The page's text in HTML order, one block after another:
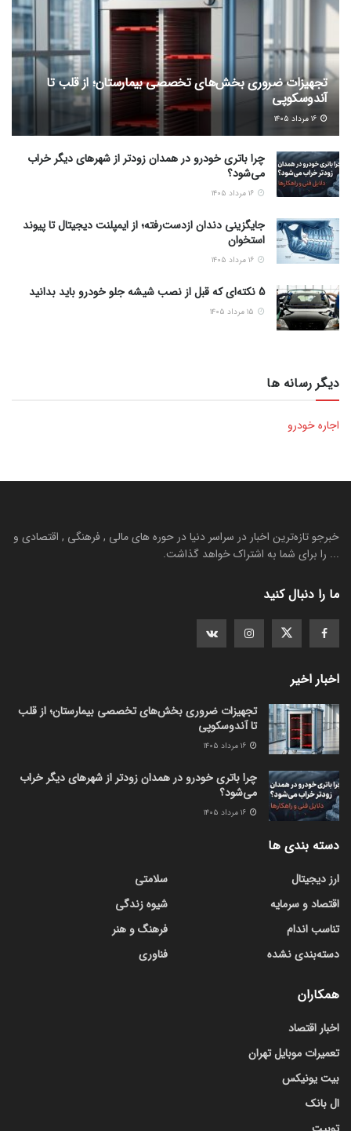
تجهیزات ضروری بخش‌های تخصصی بیمارستان؛ از قلب تا
آندوسکوپی
چرا باتری خودرو در همدان زودتر از شهرهای دیگر خراب
می‌شود؟
جایگزینی دندان ازدست‌رفته؛ از ایمپلنت دیجیتال تا پیوند
استخوان
5 نکته‌ای که قبل از نصب شیشه جلو خودرو باید بدانید
دیگر رسانه ها
اجاره خودرو
خبرجو تازه‌ترین اخبار در سراسر دنیا در حوره های مالی , فرهنگی , اقتصادی و
... را برای شما به اشتراک خواهد گذاشت.
ما را دنبال کنید
اخبار اخیر
تجهیزات ضروری بخش‌های تخصصی بیمارستان؛ از قلب
تا آندوسکوپی
چرا باتری خودرو در همدان زودتر از شهرهای دیگر خراب
می‌شود؟
دسته بندی ها
ارز دیجیتال
اقتصاد و سرمایه
تناسب اندام
دسته‌بندی نشده
سلامتی
شیوه زندگی
فرهنگ و هنر
فناوری
همکاران
اخبار اقتصاد
تعمیرات موبایل تهران
بیت یونیکس
ال بانک